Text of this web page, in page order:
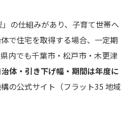
の仕組みがあり、子育て世帯へ
で住宅を取得する場合、一定期
内でも千葉市・松戸市・木更津
体・引き下げ幅・期間は年度に
の公式サイト（フラット35 地域